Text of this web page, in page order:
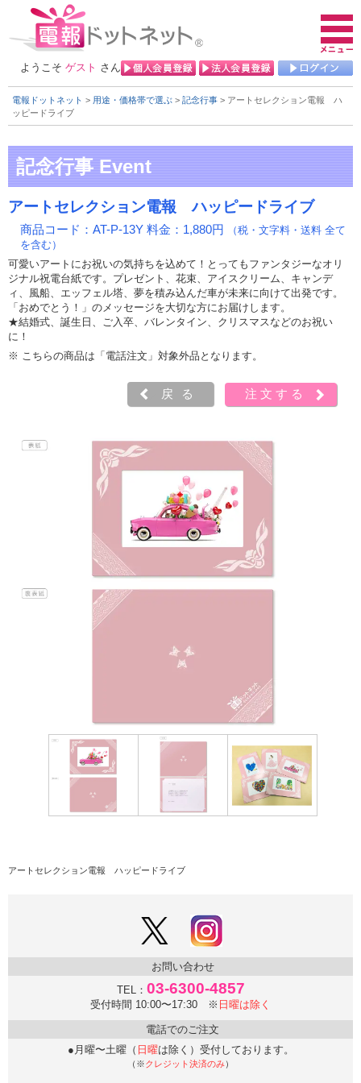
ようこそ ゲスト さん
電報ドットネット > 用途・価格帯で選ぶ > 記念行事 > アートセレクション電報 ハ
ッピードライブ
アートセレクション電報 ハッピードライブ
商品コード：AT-P-13Y 料金：1,880円
（税・文字料・送料 全て
を含む）
可愛いアートにお祝いの気持ちを込めて！とってもファンタジーなオリ
ジナル祝電台紙です。プレゼント、花束、アイスクリーム、キャンデ
ィ、風船、エッフェル塔、夢を積み込んだ車が未来に向けて出発です。
「おめでとう！」のメッセージを大切な方にお届けします。
★結婚式、誕生日、ご入卒、バレンタイン、クリスマスなどのお祝い
に！
※ こちらの商品は「電話注文」対象外品となります。
戻る 注文する
アートセレクション電報 ハッピードライブ
お問い合わせ
TEL： 03-6300-4857
受付時間 10:00〜17:30 ※ 日曜は除く
電話でのご注文
●月曜〜土曜（ 日曜は除く）受付しております。
（※クレジット決済のみ）